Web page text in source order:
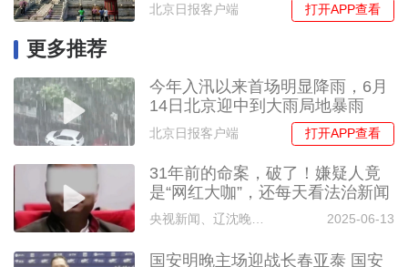
北京日报客户端 打开APP查看
更多推荐
今年入汛以来首场明显降雨，6月
14日北京迎中到大雨局地暴雨
北京日报客户端 打开APP查看
31年前的命案，破了！嫌疑人竟
是“网红大咖”，还每天看法治新闻
2025-06-13
国安明晚主场迎战长春亚泰 国安